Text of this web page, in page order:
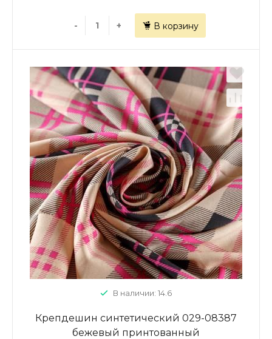
- + В корзину
В наличии: 14.6
Крепдешин синтетический 029-08387
бежевый принтованный